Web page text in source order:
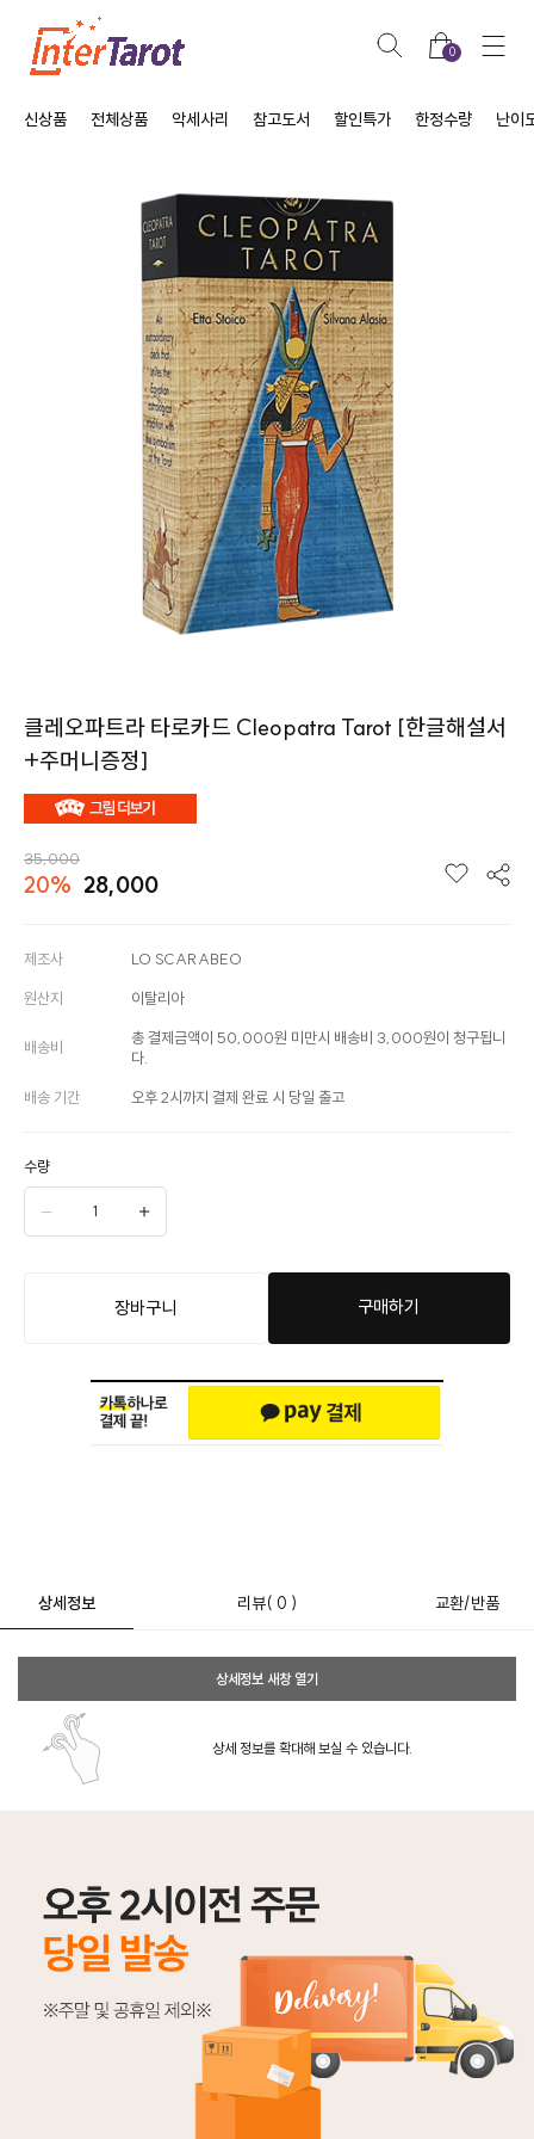
0
신상품 전체상품 악세사리 참고도서 할인특가 한정수량 난이
클레오파트라 타로카드 Cleopatra Tarot [한글해설서
+주머니증정]
35,000
20% 28,000
제조사 LO SCARABEO
원산지 이탈리아
배송비
총 결제금액이 50,000원 미만시 배송비 3,000원이 청구됩니
다.
배송 기간 오후 2시까지 결제 완료 시 당일 출고
수량
장바구니 구매하기
상세정보 리뷰( 0 ) 교환/반품
상세정보 새창 열기
상세 정보를 확대해 보실 수 있습니다.